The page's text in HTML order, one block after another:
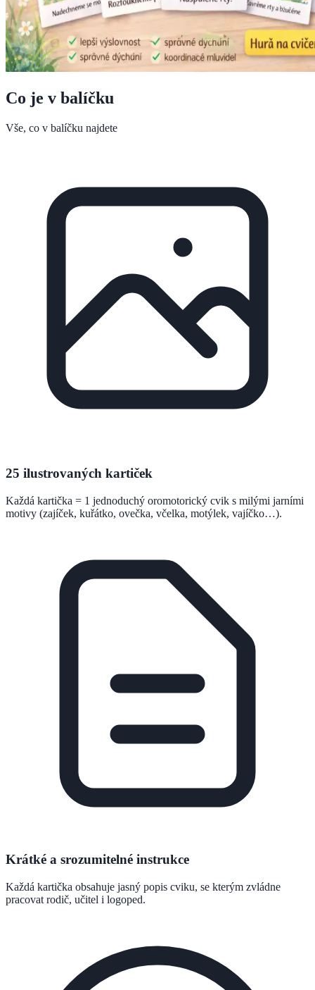
Co je v balíčku
Vše, co v balíčku najdete
25 ilustrovaných kartiček
Každá kartička = 1 jednoduchý oromotorický cvik s milými jarními
motivy (zajíček, kuřátko, ovečka, včelka, motýlek, vajíčko…).
Krátké a srozumitelné instrukce
Každá kartička obsahuje jasný popis cviku, se kterým zvládne
pracovat rodič, učitel i logoped.